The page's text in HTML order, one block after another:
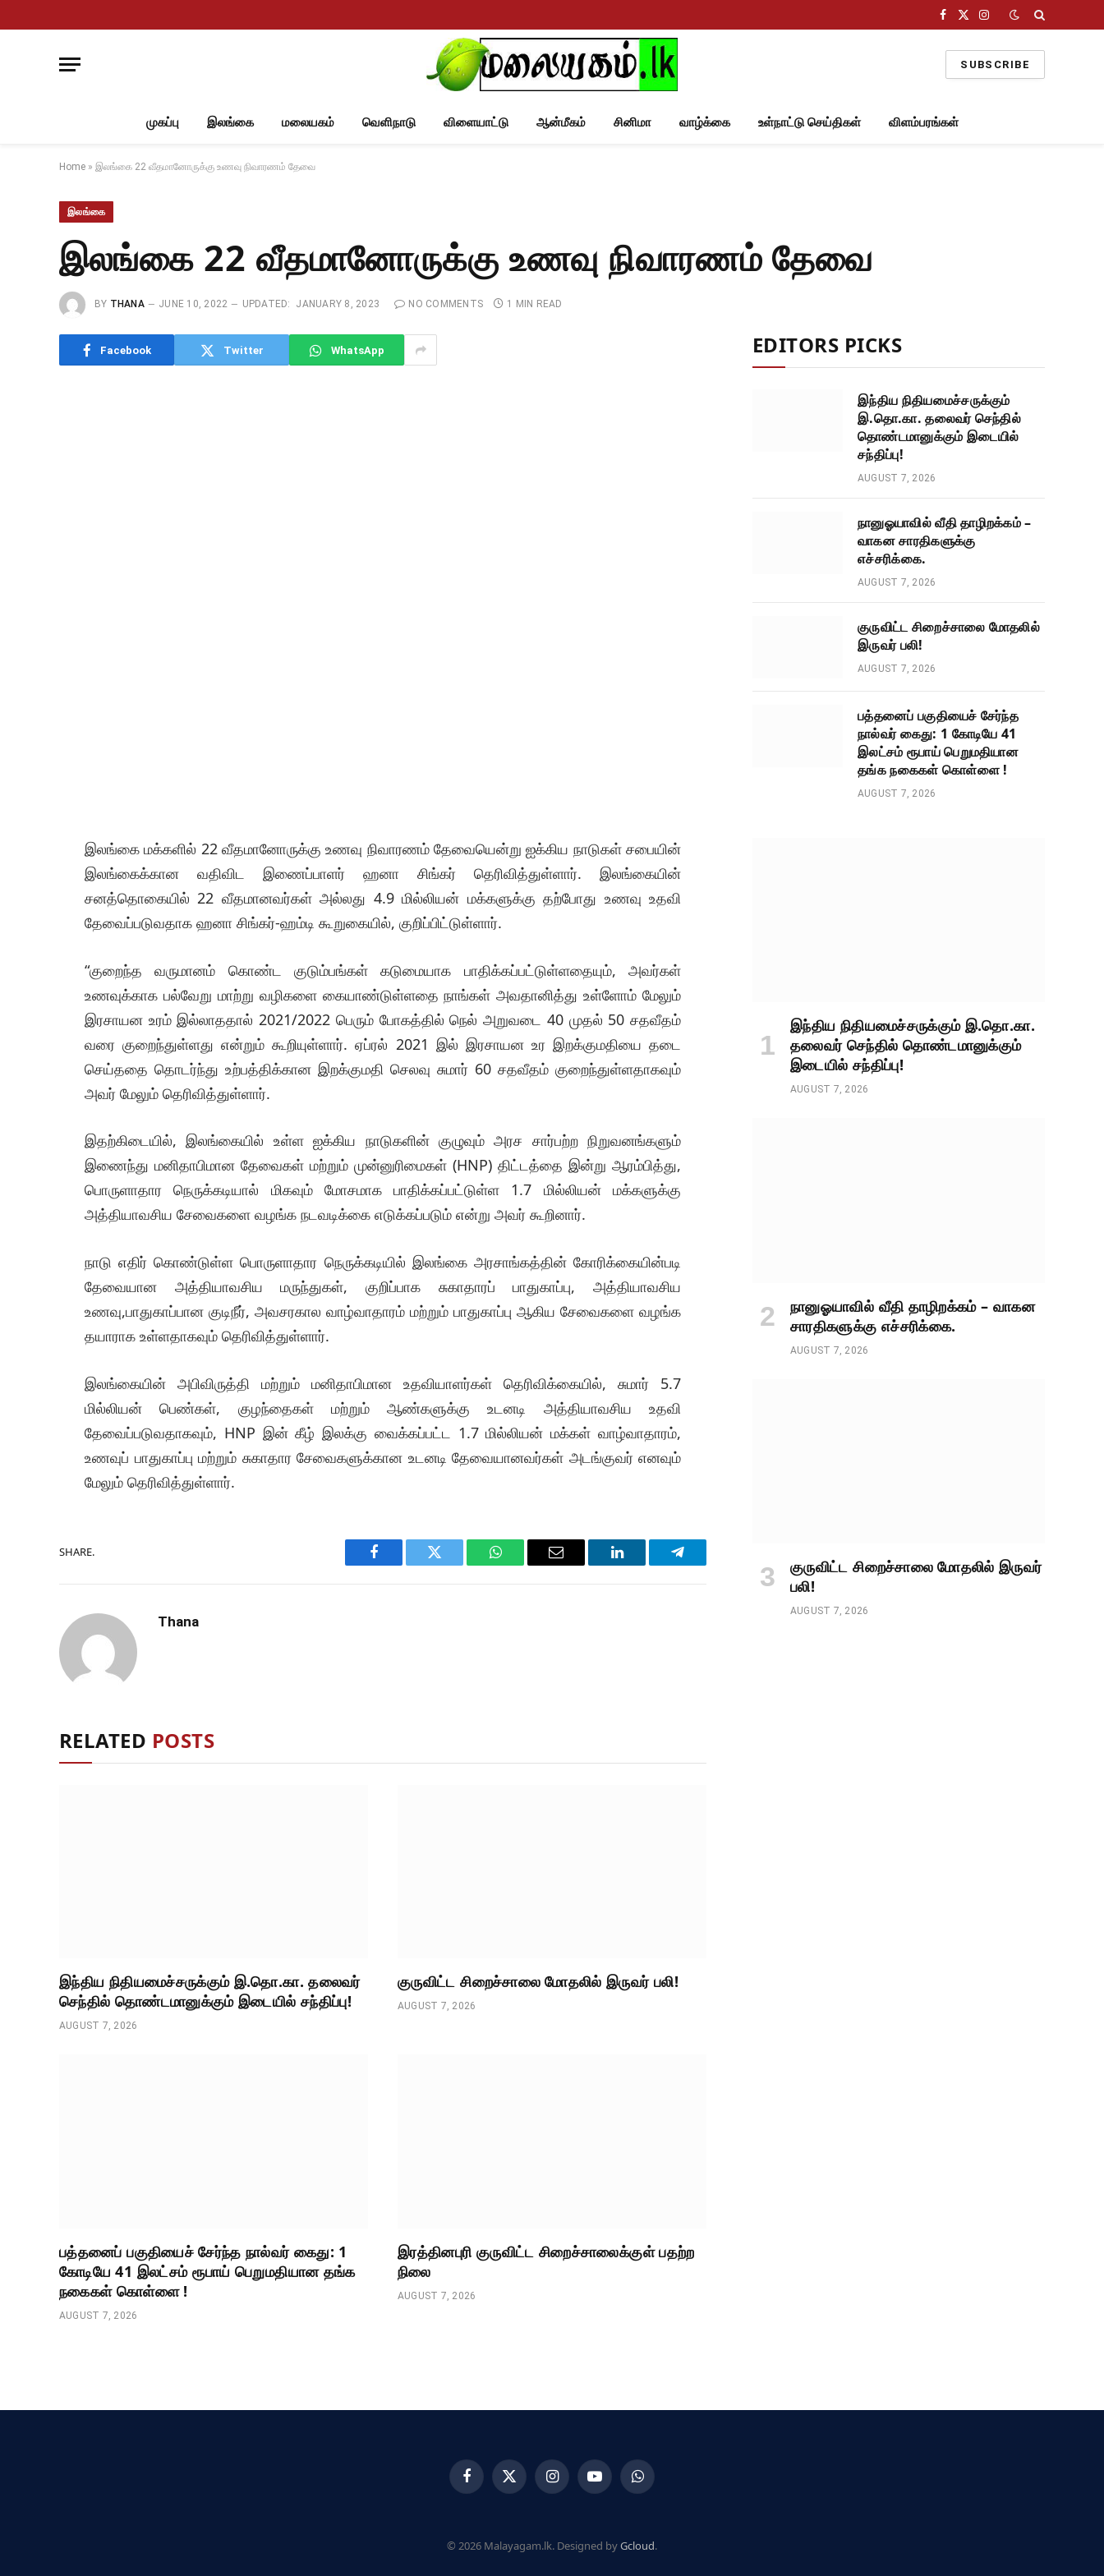
Facebook
X
Instagram
SUBSCRIBE
முகப்பு இலங்கை மலையகம் வெளிநாடு விளையாட்டு ஆன்மீகம் சினிமா வாழ்க்கை உள்நாட்டு செய்திகள் விளம்பரங்கள்
Home » இலங்கை 22 வீதமானோருக்கு உணவு நிவாரணம் தேவை
இலங்கை
இலங்கை 22 வீதமானோருக்கு உணவு நிவாரணம் தேவை
BY THANA JUNE 10, 2022 UPDATED: JANUARY 8, 2023 NO COMMENTS 1 MIN READ
Facebook Twitter WhatsApp
இலங்கை மக்களில் 22 வீதமானோருக்கு உணவு நிவாரணம் தேவையென்று ஐக்கிய நாடுகள் சபையின்
இலங்கைக்கான வதிவிட இணைப்பாளர் ஹனா சிங்கர் தெரிவித்துள்ளார். இலங்கையின்
சனத்தொகையில் 22 வீதமானவர்கள் அல்லது 4.9 மில்லியன் மக்களுக்கு தற்போது உணவு உதவி
தேவைப்படுவதாக ஹனா சிங்கர்-ஹம்டி கூறுகையில், குறிப்பிட்டுள்ளார்.
“குறைந்த வருமானம் கொண்ட குடும்பங்கள் கடுமையாக பாதிக்கப்பட்டுள்ளதையும், அவர்கள்
உணவுக்காக பல்வேறு மாற்று வழிகளை கையாண்டுள்ளதை நாங்கள் அவதானித்து உள்ளோம் மேலும்
இரசாயன உரம் இல்லாததால் 2021/2022 பெரும் போகத்தில் நெல் அறுவடை 40 முதல் 50 சதவீதம்
வரை குறைந்துள்ளது என்றும் கூறியுள்ளார். ஏப்ரல் 2021 இல் இரசாயன உர இறக்குமதியை தடை
செய்ததை தொடர்ந்து உற்பத்திக்கான இறக்குமதி செலவு சுமார் 60 சதவீதம் குறைந்துள்ளதாகவும்
அவர் மேலும் தெரிவித்துள்ளார்.
இதற்கிடையில், இலங்கையில் உள்ள ஐக்கிய நாடுகளின் குழுவும் அரச சார்பற்ற நிறுவனங்களும்
இணைந்து மனிதாபிமான தேவைகள் மற்றும் முன்னுரிமைகள் (HNP) திட்டத்தை இன்று ஆரம்பித்து,
பொருளாதார நெருக்கடியால் மிகவும் மோசமாக பாதிக்கப்பட்டுள்ள 1.7 மில்லியன் மக்களுக்கு
அத்தியாவசிய சேவைகளை வழங்க நடவடிக்கை எடுக்கப்படும் என்று அவர் கூறினார்.
நாடு எதிர் கொண்டுள்ள பொருளாதார நெருக்கடியில் இலங்கை அரசாங்கத்தின் கோரிக்கையின்படி
தேவையான அத்தியாவசிய மருந்துகள், குறிப்பாக சுகாதாரப் பாதுகாப்பு, அத்தியாவசிய
உணவு,பாதுகாப்பான குடிநீர், அவசரகால வாழ்வாதாரம் மற்றும் பாதுகாப்பு ஆகிய சேவைகளை வழங்க
தயாராக உள்ளதாகவும் தெரிவித்துள்ளார்.
இலங்கையின் அபிவிருத்தி மற்றும் மனிதாபிமான உதவியாளர்கள் தெரிவிக்கையில், சுமார் 5.7
மில்லியன் பெண்கள், குழந்தைகள் மற்றும் ஆண்களுக்கு உடனடி அத்தியாவசிய உதவி
தேவைப்படுவதாகவும், HNP இன் கீழ் இலக்கு வைக்கப்பட்ட 1.7 மில்லியன் மக்கள் வாழ்வாதாரம்,
உணவுப் பாதுகாப்பு மற்றும் சுகாதார சேவைகளுக்கான உடனடி தேவையானவர்கள் அடங்குவர் எனவும்
மேலும் தெரிவித்துள்ளார்.
SHARE.
Facebook Twitter WhatsAppEmail LinkedIn Telegram
Thana
RELATED POSTS
இந்திய நிதியமைச்சருக்கும் இ.தொ.கா. தலைவர்
செந்தில் தொண்டமானுக்கும் இடையில் சந்திப்பு!
AUGUST 7, 2026
குருவிட்ட சிறைச்சாலை மோதலில் இருவர் பலி!
AUGUST 7, 2026
பத்தனைப் பகுதியைச் சேர்ந்த நால்வர் கைது: 1
கோடியே 41 இலட்சம் ரூபாய் பெறுமதியான தங்க
நகைகள் கொள்ளை !
AUGUST 7, 2026
இரத்தினபுரி குருவிட்ட சிறைச்சாலைக்குள் பதற்ற
நிலை
AUGUST 7, 2026
EDITORS PICKS
இந்திய நிதியமைச்சருக்கும்
இ.தொ.கா. தலைவர் செந்தில்
தொண்டமானுக்கும் இடையில்
சந்திப்பு!
AUGUST 7, 2026
நானுஓயாவில் வீதி தாழிறக்கம் –
வாகன சாரதிகளுக்கு
எச்சரிக்கை.
AUGUST 7, 2026
குருவிட்ட சிறைச்சாலை மோதலில்
இருவர் பலி!
AUGUST 7, 2026
பத்தனைப் பகுதியைச் சேர்ந்த
நால்வர் கைது: 1 கோடியே 41
இலட்சம் ரூபாய் பெறுமதியான
தங்க நகைகள் கொள்ளை !
AUGUST 7, 2026
இந்திய நிதியமைச்சருக்கும் இ.தொ.கா.
தலைவர் செந்தில் தொண்டமானுக்கும்
இடையில் சந்திப்பு!
AUGUST 7, 2026
நானுஓயாவில் வீதி தாழிறக்கம் – வாகன
சாரதிகளுக்கு எச்சரிக்கை.
AUGUST 7, 2026
குருவிட்ட சிறைச்சாலை மோதலில் இருவர்
பலி!
AUGUST 7, 2026
FacebookX
(Twitter)
InstagramYouTubeWhatsApp
© 2026 Malayagam.lk. Designed byGcloud.